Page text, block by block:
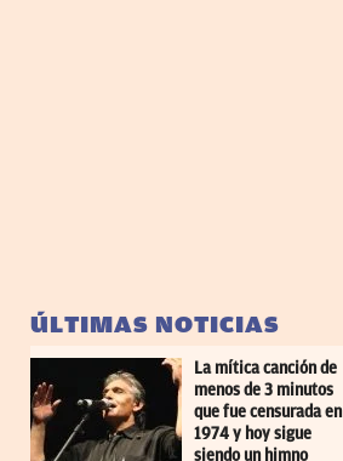
ÚLTIMAS NOTICIAS
La mítica canción de
menos de 3 minutos
que fue censurada en
1974 y hoy sigue
siendo un himno